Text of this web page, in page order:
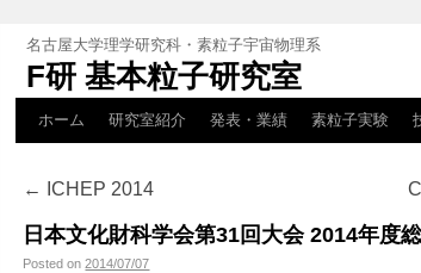
名古屋大学理学研究科・素粒子宇宙物理系
F研 基本粒子研究室
ホーム 研究室紹介 発表・業績 素粒子実験
← ICHEP 2014
日本文化財科学会第31回大会 2014年度
Posted on 2014/07/07